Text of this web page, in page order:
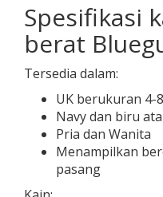
Spesifikasi
berat
Tersedia dalam:
UK berukuran 4-
Navy dan biru
Pria dan Wanita
Menampilkan
pasang